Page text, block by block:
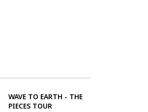
WAVE TO EARTH - THE
PIECES TOUR